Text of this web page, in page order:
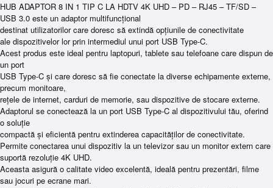
HUB ADAPTOR 8 IN 1 TIP C LA HDTV 4K UHD – PD – RJ45 – TF/SD –
USB 3.0 este un adaptor multifuncțional
destinat utilizatorilor care doresc să extindă opțiunile de conectivitate
ale dispozitivelor lor prin intermediul unui port USB Type-C.
Acest produs este ideal pentru laptopuri, tablete sau telefoane care dispun de
un port
USB Type-C și care doresc să fie conectate la diverse echipamente externe,
precum monitoare,
rețele de internet, carduri de memorie, sau dispozitive de stocare externe.
Adaptorul se conectează la un port USB Type-C al dispozitivului tău, oferind
o soluție
compactă și eficientă pentru extinderea capacităților de conectivitate.
Permite conectarea unui dispozitiv la un televizor sau un monitor extern care
suportă rezoluție 4K UHD.
Aceasta asigură o calitate video excelentă, ideală pentru prezentări, filme
sau jocuri pe ecrane mari.